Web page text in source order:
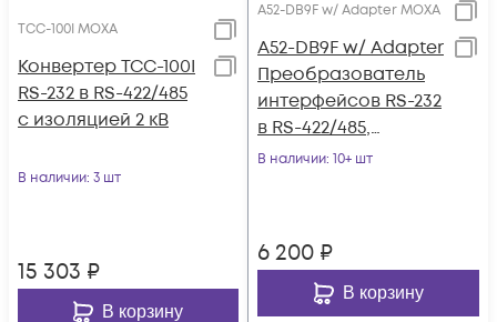
TCC-100I MOXA
Конвертер TCC-100I
RS-232 в RS-422/485
c изоляцией 2 кВ
В наличии: 3 шт
15 303 ₽
В корзину
A52-DB9F w/ Adapter MOXA
A52-DB9F w/ Adapter
Преобразователь
интерфейсов RS-232
в RS-422/485,
разъем DB9 MOXA
В наличии: 10+ шт
6 200 ₽
В корзину